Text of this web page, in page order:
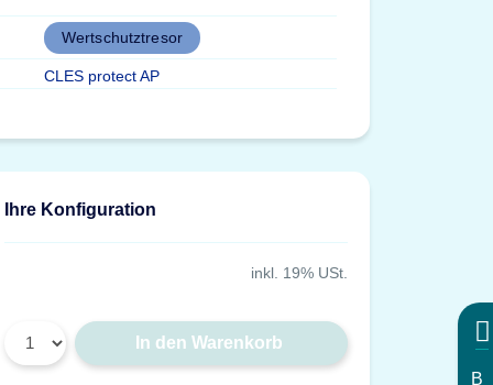
Wertschutztresor
CLES protect AP
Ihre Konfiguration
inkl. 19% USt.
In den Warenkorb